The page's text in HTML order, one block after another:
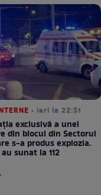
• ieri la 22:51
exclusivă a unei
din blocul din Sectorul
s-a produs explozia.
sunat la 112